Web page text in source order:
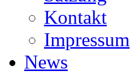
Kontakt
Impressum
News